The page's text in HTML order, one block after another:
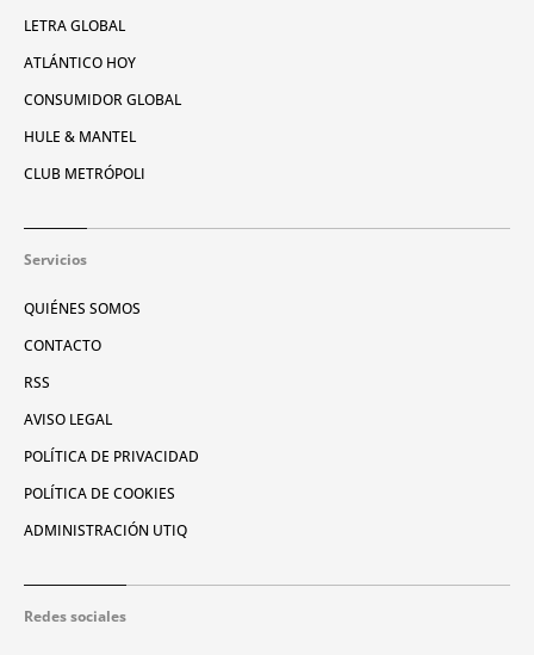
LETRA GLOBAL
ATLÁNTICO HOY
CONSUMIDOR GLOBAL
HULE & MANTEL
CLUB METRÓPOLI
Servicios
QUIÉNES SOMOS
CONTACTO
RSS
AVISO LEGAL
POLÍTICA DE PRIVACIDAD
POLÍTICA DE COOKIES
ADMINISTRACIÓN UTIQ
Redes sociales